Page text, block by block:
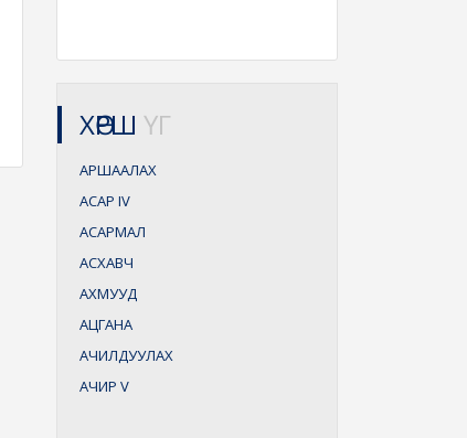
ХӨРШ ҮГ
АРШААЛАХ
АСАР IV
АСАРМАЛ
АСХАВЧ
АХМУУД
АЦГАНА
АЧИЛДУУЛАХ
АЧИР V